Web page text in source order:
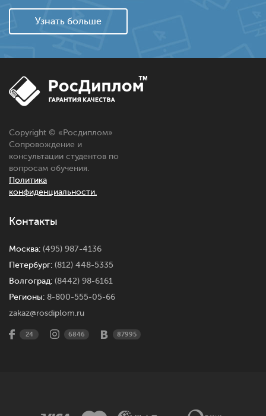
Узнать больше
Copyright © « Росдиплом»
Сопровождение и
консультации студентов по
вопросам обучения.
Политика
конфиденциальности.
Контакты
Москва: (495) 987-4136
Петербург: (812) 448-5335
Волгоград: (8442) 98-6161
Регионы: 8-800-555-05-66
zakaz@rosdiplom.ru
24 6846 87995